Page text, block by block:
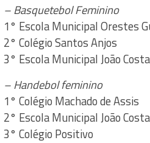
– Basquetebol Feminino
1° Escola Municipal Orestes
2° Colégio Santos Anjos
3° Escola Municipal João Costa
– Handebol feminino
1° Colégio Machado de Assis
2° Escola Municipal João Costa
3° Colégio Positivo